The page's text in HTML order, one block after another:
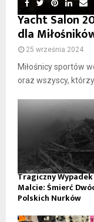
Yacht Salon
dla
25 września 2024
Miłośnicy sportów
oraz wszyscy,
Tragiczny
Malcie: Śmierć
Polskich Nurków